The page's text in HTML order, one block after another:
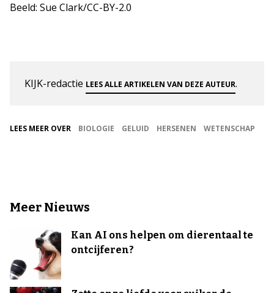
Beeld: Sue Clark/CC-BY-2.0
KIJK-redactie LEES ALLE ARTIKELEN VAN DEZE AUTEUR.
LEES MEER OVER BIOLOGIE GELUID HERSENEN WETENSCHAP
Meer Nieuws
Kan AI ons helpen om dierentaal te
ontcijferen?